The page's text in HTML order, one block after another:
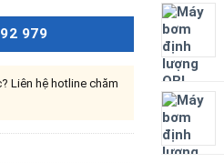
979
Liên hệ hotline chăm